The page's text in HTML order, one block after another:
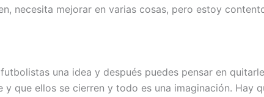
necesita mejorar en varias cosas, pero estoy
una idea y después puedes pensar en
que ellos se cierren y todo es una imaginación. Hay